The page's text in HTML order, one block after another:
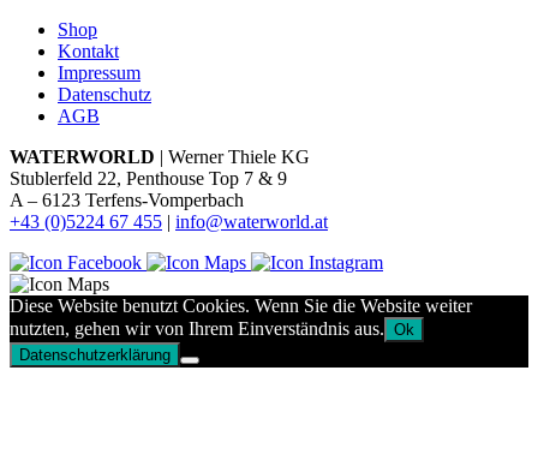
Shop
Kontakt
Impressum
Datenschutz
AGB
WATERWORLD | Werner Thiele KG
Stublerfeld 22, Penthouse Top 7 & 9
A – 6123 Terfens-Vomperbach
+43 (0)5224 67 455 | info@waterworld.at
Diese Website benutzt Cookies. Wenn Sie die Website weiter
nutzten, gehen wir von Ihrem Einverständnis aus. Ok
Datenschutzerklärung